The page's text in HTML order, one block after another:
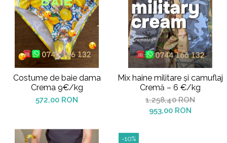
Costume de baie dama
Crema 9€/kg
572,00 RON
Mix haine militare și camuflaj
Cremă – 6 €/kg
1.258,40 RON
953,00 RON
-10%